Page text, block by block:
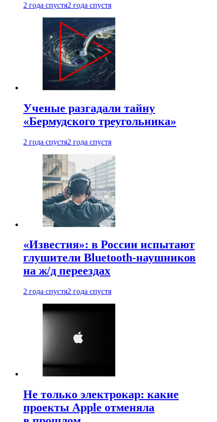
2 года спустя2 года спустя
Ученые разгадали тайну
«Бермудского треугольника»
2 года спустя2 года спустя
«Известия»: в России испытают
глушители Bluetooth-наушников
на ж/д переездах
2 года спустя2 года спустя
Не только электрокар: какие
проекты Apple отменяла